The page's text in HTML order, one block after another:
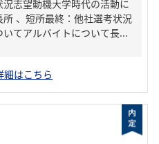
志望動機大学時代の活動に
、短所最終：他社選考状況
てアルバイトについて長...
細はこちら